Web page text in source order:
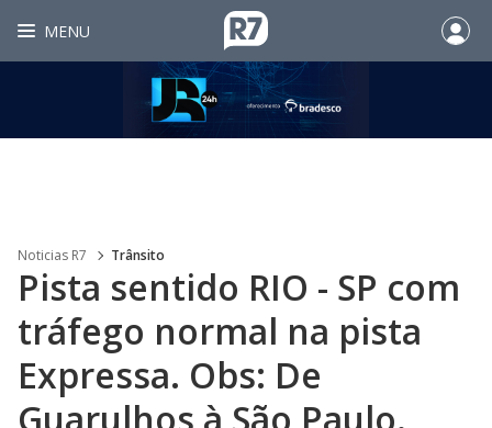
MENU
Noticias R7 Trânsito
Pista sentido RIO - SP com
tráfego normal na pista
Expressa. Obs: De